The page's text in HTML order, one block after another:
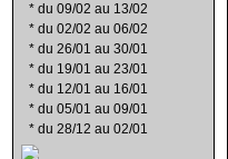
* du 09/02 au 13/02
* du 02/02 au 06/02
* du 26/01 au 30/01
* du 19/01 au 23/01
* du 12/01 au 16/01
* du 05/01 au 09/01
* du 28/12 au 02/01